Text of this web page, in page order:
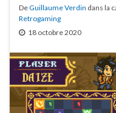
DeGuillaume Verdin dans la
Retrogaming
18 octobre 2020